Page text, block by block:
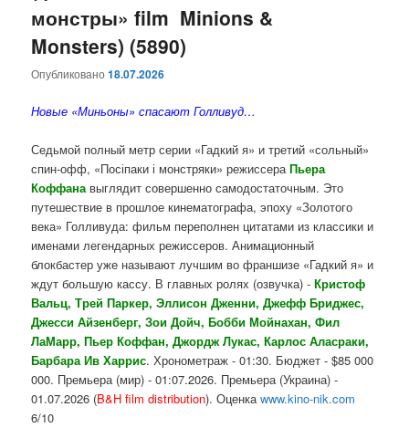
монстры» film Minions &
Monsters) (5890)
Опубликовано18.07.2026
Новые «Миньоны» спасают Голливуд…
Седьмой полный метр серии «Гадкий я» и третий «сольный»
спин-офф, «Посіпаки і монстряки» режиссераПьера
Коффанавыглядит совершенно самодостаточным. Это
путешествие в прошлое кинематографа, эпоху «Золотого
века» Голливуда: фильм переполнен цитатами из классики и
именами легендарных режиссеров. Анимационный
блокбастер уже называют лучшим во франшизе «Гадкий я» и
ждут большую кассу. В главных ролях (озвучка) -Кристоф
Вальц, Трей Паркер, Эллисон Дженни, Джефф Бриджес,
Джесси Айзенберг, Зои Дойч, Бобби Мойнахан, Фил
ЛаМарр, Пьер Коффан, Джордж Лукас, Карлос Аласраки,
Барбара Ив Харрис. Хронометраж - 01:30. Бюджет - $85 000
000. Премьера (мир) - 01:07.2026. Премьера (Украина) -
01.07.2026 (B&H film distribution). Оценкаwww.kino-nik.com
6/10